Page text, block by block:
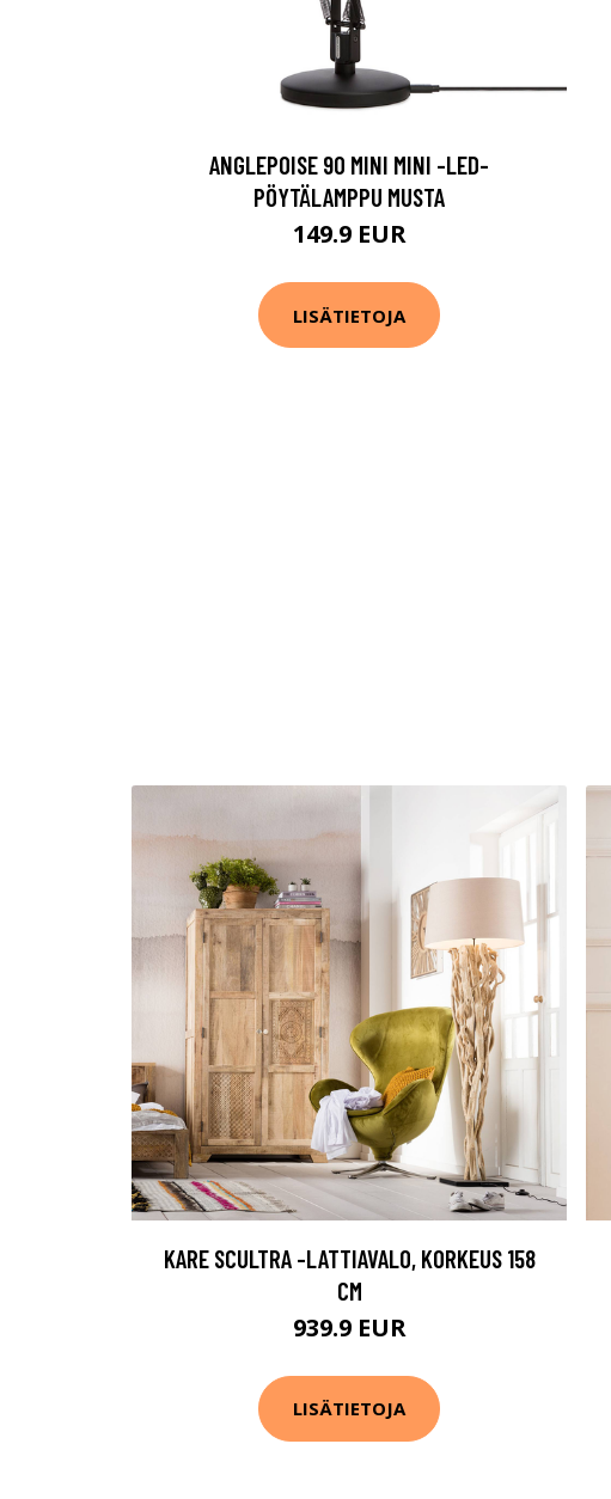
ANGLEPOISE 90 MINI MINI -LED-
PÖYTÄLAMPPU MUSTA
149.9 EUR
LISÄTIETOJA
KARE SCULTRA -LATTIAVALO, KORKEUS 158
CM
939.9 EUR
LISÄTIETOJA